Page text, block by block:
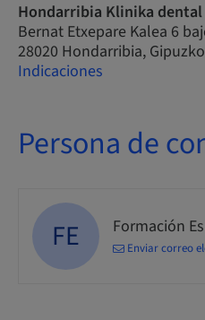
Hondarribia Klinika dental
Bernat Etxepare Kalea 6
28020 Hondarribia,
Indicaciones
Persona de
FE Formación
Enviar correo